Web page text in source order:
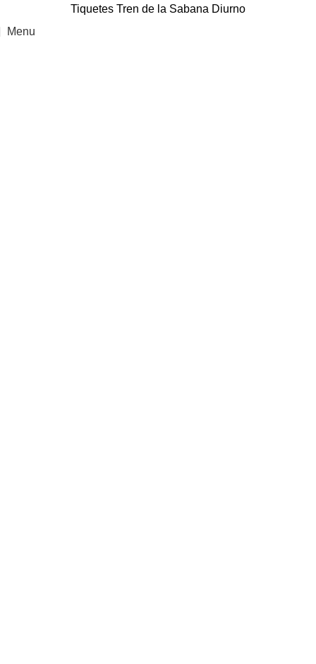
Tiquetes Tren de la Sabana Diurno
Menu